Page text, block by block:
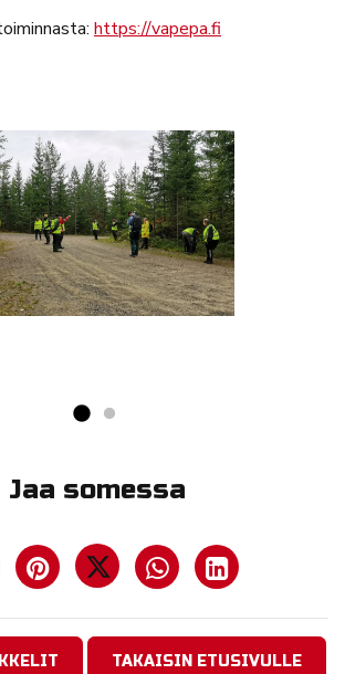
https://vapepa.fi
Jaa somessa
TAKAISIN ETUSIVULLE